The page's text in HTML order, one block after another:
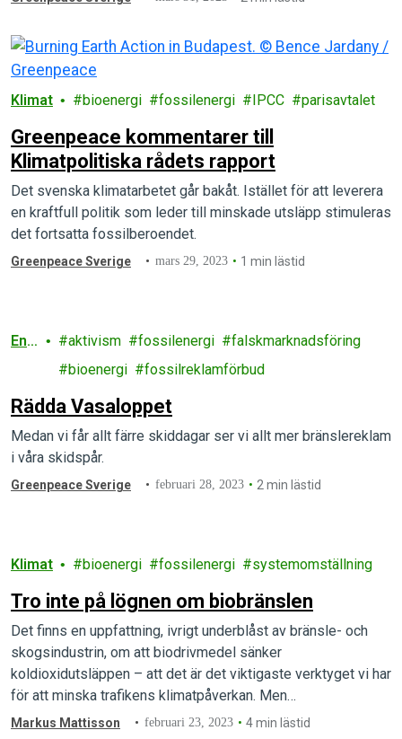
Klimat bioenergi fossilenergi IPCC parisavtalet
Greenpeace kommentarer till
Klimatpolitiska rådets rapport
Det svenska klimatarbetet går bakåt. Istället för att leverera
en kraftfull politik som leder till minskade utsläpp stimuleras
det fortsatta fossilberoendet.
Greenpeace Sverige mars 29, 2023 1 min lästid
Ene
aktivism fossilenergi
falskmarknadsföring
bioenergi
fossilreklamförbud
Rädda Vasaloppet
Medan vi får allt färre skiddagar ser vi allt mer bränslereklam
i våra skidspår.
Greenpeace Sverige februari 28, 2023 2 min lästid
Klimat bioenergi fossilenergi systemomställning
Tro inte på lögnen om biobränslen
Det finns en uppfattning, ivrigt underblåst av bränsle- och
skogsindustrin, om att biodrivmedel sänker
koldioxidutsläppen – att det är det viktigaste verktyget vi har
för att minska trafikens klimatpåverkan. Men…
Markus Mattisson februari 23, 2023 4 min lästid